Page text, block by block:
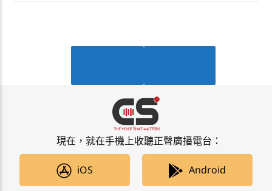
現在，就在手機上收聽正聲廣播電台：
iOS Android